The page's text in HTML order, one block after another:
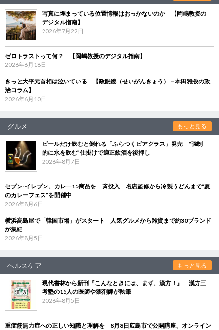
写真に埋まっている位置情報はおっかないのか 【岡嶋教授の
デジタル指南】
2026年7月22日
ゼロトラストって何？ 【岡嶋教授のデジタル指南】
2026年6月18日
きっと大平元首相は泣いている 【政眼鏡（せいがんきょう）－本田雅俊の政
治コラム】
2026年6月10日
グルメ もっと見る
ビールだけ飲むと倒れる「ふらつくビアグラス」発売 “強制
的に水を飲む”仕掛けで適正飲酒を後押し
2026年8月7日
セブン‐イレブン、カレー15商品を一斉投入 名店監修から冷製うどんまで“夏
のカレーフェス”を開催中
2026年8月6日
横浜高島屋で「韓国市場」がスタート 人気グルメから雑貨まで約30ブランド
が集結
2026年8月5日
ヘルスケア もっと見る
現代書林から新刊『こんなときには、まず、漢方！』 漢方三
考塾の15人の医師や薬剤師が執筆
2026年8月5日
重症筋無力症への正しい知識と理解を 8月8日広島市で公開講座、オンライン